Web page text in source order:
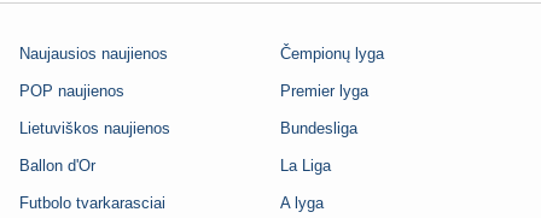
Naujausios naujienos
POP naujienos
Lietuviškos naujienos
Ballon d'Or
Futbolo tvarkarasciai
Čempionų lyga
Premier lyga
Bundesliga
La Liga
A lyga